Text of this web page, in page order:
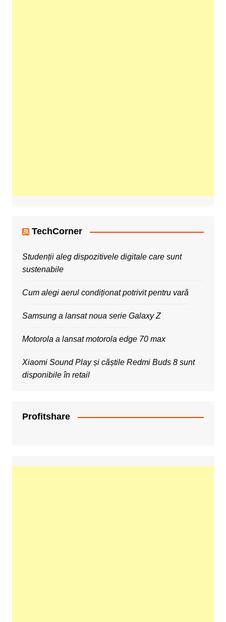
TechCorner
Studenții aleg dispozitivele digitale care sunt
sustenabile
Cum alegi aerul condiționat potrivit pentru vară
Samsung a lansat noua serie Galaxy Z
Motorola a lansat motorola edge 70 max
Xiaomi Sound Play și căștile Redmi Buds 8 sunt
disponibile în retail
Profitshare